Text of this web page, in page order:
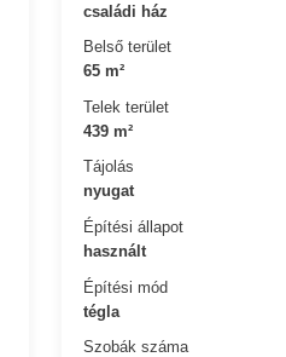
családi ház
Belső terület
65 m²
Telek terület
439 m²
Tájolás
nyugat
Építési állapot
használt
Építési mód
tégla
Szobák száma